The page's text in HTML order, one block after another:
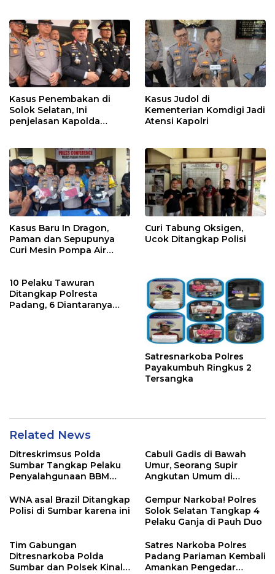
Kasus Penembakan di
Solok Selatan, Ini
penjelasan Kapolda
Kasus Judol di
Kementerian Komdigi Jadi
Atensi Kapolri
Kasus Baru In Dragon,
Paman dan Sepupunya
Curi Mesin Pompa Air
Curi Tabung Oksigen,
Ucok Ditangkap Polisi
10 Pelaku Tawuran
Ditangkap Polresta
Padang, 6 Diantaranya
Satresnarkoba Polres
Payakumbuh Ringkus 2
Tersangka
Related News
Ditreskrimsus Polda
Sumbar Tangkap Pelaku
Penyalahgunaan BBM
Cabuli Gadis di Bawah
Umur, Seorang Supir
Angkutan Umum di
Padang Panjang
WNA asal Brazil Ditangkap
Polisi di Sumbar karena ini
Gempur Narkoba! Polres
Solok Selatan Tangkap 4
Pelaku Ganja di Pauh Duo
Tim Gabungan
Ditresnarkoba Polda
Sumbar dan Polsek Kinali
Satres Narkoba Polres
Padang Pariaman Kembali
Amankan Pengedar